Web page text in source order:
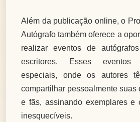
Além da publicação online, o
Autógrafo também oferece a
realizar eventos de
escritores. Esses eventos
especiais, onde os autores
compartilhar pessoalmente suas
e fãs, assinando exemplares e
inesquecíveis.